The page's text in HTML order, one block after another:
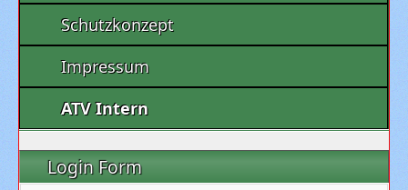
Schutzkonzept
Impressum
ATV Intern
Login Form